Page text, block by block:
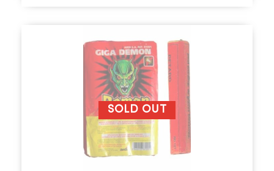
SOLD OUT